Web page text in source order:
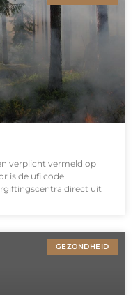
verplicht vermeld op
is de ufi code
direct uit
GEZONDHEID